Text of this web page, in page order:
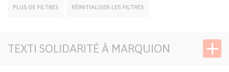
BOUTIQUES SOLIDAIRES
CAFÉS SOLIDAIRES
GROUPES CONVIVIAUX
PERMANENCES LOCALES
PLUS DE FILTRES RÉINITIALISER LES FILTRES
TEXTI SOLIDARITÉ À MARQUION